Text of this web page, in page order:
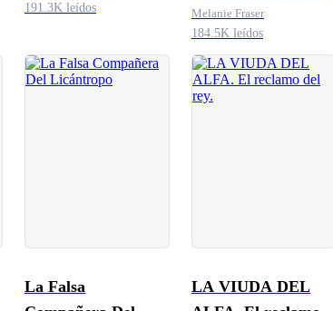
191.3K leídos
Melanie Fraser
184.5K leídos
La Falsa
LA VIUDA DEL